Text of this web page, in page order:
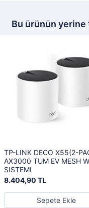
Bu ürünün
TP-LINK DECO X55(2-
AX3000 TUM EV MESH
SISTEMI
8.404,90 TL
Sepete Ekle